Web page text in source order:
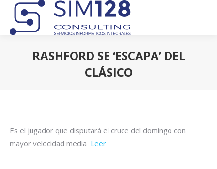
RASHFORD SE ‘ESCAPA’ DEL
CLÁSICO
Es el jugador que disputará el cruce del domingo con
mayor velocidad media Leer